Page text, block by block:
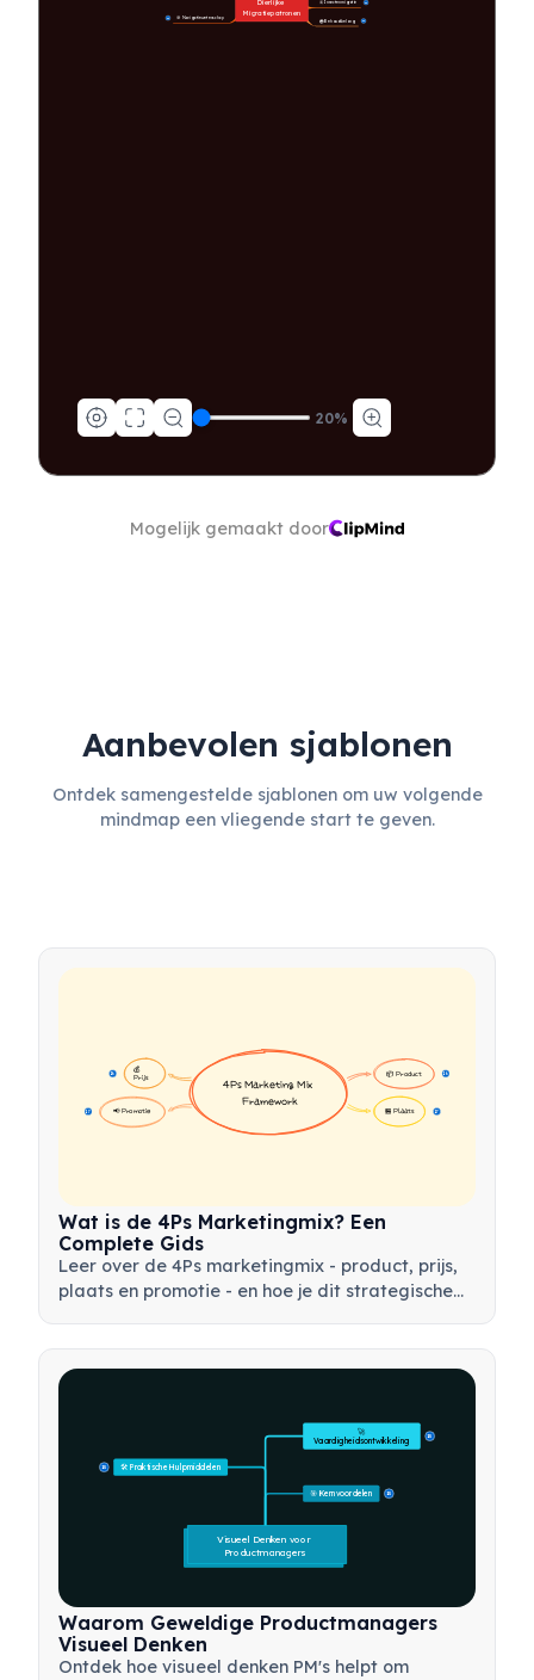
🦋 Insectenmigratie
🧭 Navigatiewetenschap
🌍 Behoudsbelang 16
Dierlijke
Migratiepatronen
20%
Mogelijk gemaakt door
Aanbevolen sjablonen
Ontdek samengestelde sjablonen om uw volgende
mindmap een vliegende start te geven.
📦 Product 16
💰
Prijs
16
🏪 Plaats 17
📢 Promotie
17
4Ps Marketing Mix
Framework
Wat is de 4Ps Marketingmix? Een
Complete Gids
Leer over de 4Ps marketingmix - product, prijs,
plaats en promotie - en hoe je dit strategische
🎯 Kernvoordelen 15
🛠️ Praktische Hulpmiddelen
15
🚀
Vaardigheidsontwikkeling
15
Visueel Denken voor
Productmanagers
Waarom Geweldige Productmanagers
Visueel Denken
Ontdek hoe visueel denken PM's helpt om